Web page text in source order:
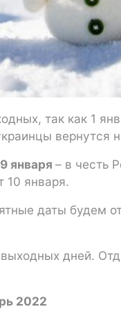
так как 1
вернутся
января – в честь
10 января.
даты будем
дней.
2022